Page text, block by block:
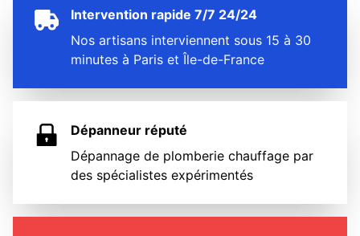
Intervention rapide 7/7 24/24
Nos artisans interviennent sous 15 à 30
minutes à Paris et Île-de-France
Dépanneur réputé
Dépannage de plomberie chauffage par
des spécialistes expérimentés